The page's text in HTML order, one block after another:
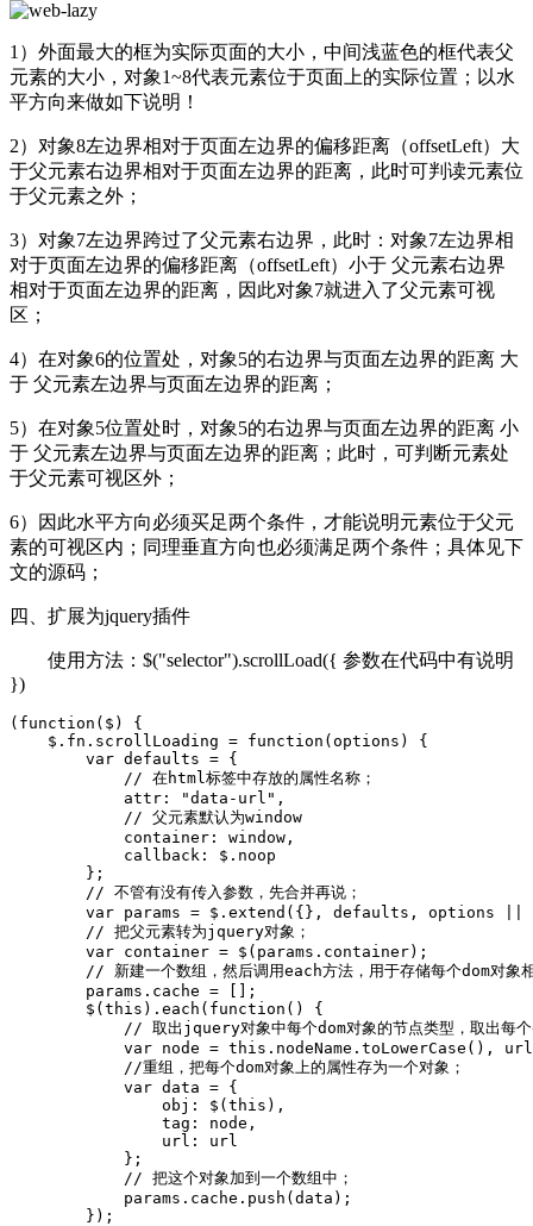
1）外面最大的框为实际页面的大小，中间浅蓝色的框代表父
元素的大小，对象1~8代表元素位于页面上的实际位置；以水
平方向来做如下说明！
2）对象8左边界相对于页面左边界的偏移距离（offsetLeft）大
于父元素右边界相对于页面左边界的距离，此时可判读元素位
于父元素之外；
3）对象7左边界跨过了父元素右边界，此时：对象7左边界相
对于页面左边界的偏移距离（offsetLeft）小于 父元素右边界
相对于页面左边界的距离，因此对象7就进入了父元素可视
区；
4）在对象6的位置处，对象5的右边界与页面左边界的距离 大
于 父元素左边界与页面左边界的距离；
5）在对象5位置处时，对象5的右边界与页面左边界的距离 小
于 父元素左边界与页面左边界的距离；此时，可判断元素处
于父元素可视区外；
6）因此水平方向必须买足两个条件，才能说明元素位于父元
素的可视区内；同理垂直方向也必须满足两个条件；具体见下
文的源码；
四、扩展为jquery插件
使用方法：$("selector").scrollLoad({ 参数在代码中有说明
})
(function($) {
    $.fn.scrollLoading = function(options) {
        var defaults = {
            // 在html标签中存放的属性名称；
            attr: "data-url",
            // 父元素默认为window
            container: window,
            callback: $.noop
        };
        // 不管有没有传入参数，先合并再说；
var params = $.extend({}, defaults, options ||
        // 把父元素转为jquery对象；
        var container = $(params.container);
// 新建一个数组，然后调用each方法，用于存储每个dom对象
        params.cache = [];
        $(this).each(function() {
// 取出jquery对象中每个dom对象的节点类型，取出每个
var node = this.nodeName.toLowerCase(),
            //重组，把每个dom对象上的属性存为一个对象；
            var data = {
                obj: $(this),
                tag: node,
                url: url
            };
            // 把这个对象加到一个数组中；
            params.cache.push(data);
        });